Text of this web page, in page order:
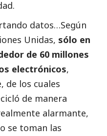
datos…Según
Unidas, sólo en
de 60 millones
electrónicos,
de los cuales
de manera
alarmante,
se toman las